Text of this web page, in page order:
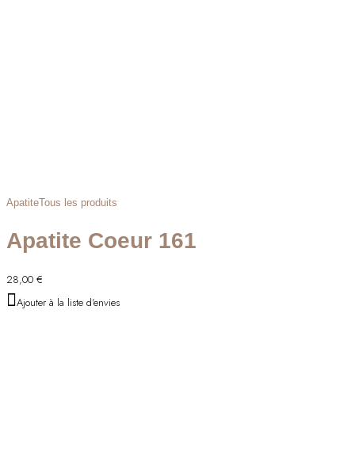
ApatiteTous les produits
Apatite Coeur 161
28,00 €
Ajouter à la liste d'envies